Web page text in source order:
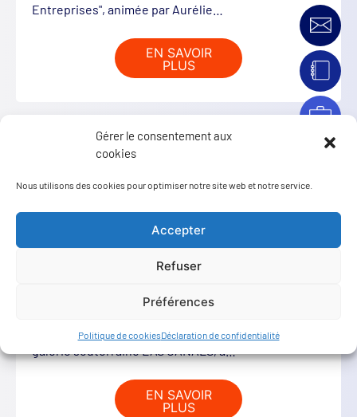
Gérer le consentement aux
cookies
Nous utilisons des cookies pour optimiser notre site web et notre service.
Accepter
Refuser
Préférences
Politique de cookiesDéclaration de confidentialité
Entreprises", animée par Aurélie…
EN SAVOIR
PLUS
Suite à l'effondrement d'une partie de la voute de la
galerie souterraine LAS CANALS, à…
EN SAVOIR
PLUS